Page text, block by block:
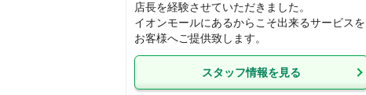
店長を経験させていただきました。
イオンモールにあるからこそ出来るサービスを
お客様へご提供致します。
スタッフ情報を見る